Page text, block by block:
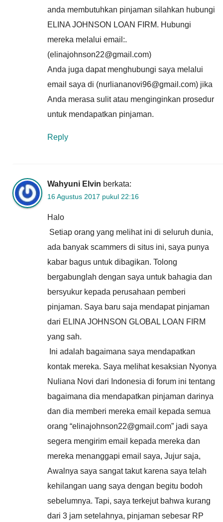
anda membutuhkan pinjaman silahkan hubungi
ELINA JOHNSON LOAN FIRM. Hubungi
mereka melalui email:.
(elinajohnson22@gmail.com)
Anda juga dapat menghubungi saya melalui
email saya di (nurliananovi96@gmail.com) jika
Anda merasa sulit atau menginginkan prosedur
untuk mendapatkan pinjaman.
Reply
Wahyuni Elvin berkata:
16 Agustus 2017 pukul 22:16
Halo
Setiap orang yang melihat ini di seluruh dunia,
ada banyak scammers di situs ini, saya punya
kabar bagus untuk dibagikan. Tolong
bergabunglah dengan saya untuk bahagia dan
bersyukur kepada perusahaan pemberi
pinjaman. Saya baru saja mendapat pinjaman
dari ELINA JOHNSON GLOBAL LOAN FIRM
yang sah.
Ini adalah bagaimana saya mendapatkan
kontak mereka. Saya melihat kesaksian Nyonya
Nuliana Novi dari Indonesia di forum ini tentang
bagaimana dia mendapatkan pinjaman darinya
dan dia memberi mereka email kepada semua
orang “elinajohnson22@gmail.com” jadi saya
segera mengirim email kepada mereka dan
mereka menanggapi email saya, Jujur saja,
Awalnya saya sangat takut karena saya telah
kehilangan uang saya dengan begitu bodoh
sebelumnya. Tapi, saya terkejut bahwa kurang
dari 3 jam setelahnya, pinjaman sebesar RP